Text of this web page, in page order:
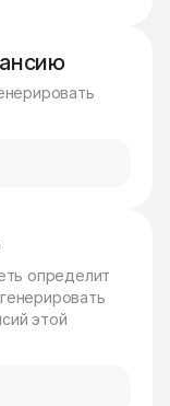
определит
этой